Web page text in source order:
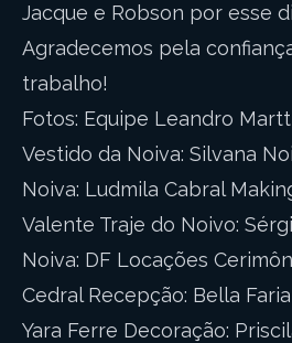
Jacque e Robson por esse
Agradecemos pela
trabalho!
Fotos: Equipe Leandro
Vestido da Noiva: Silvana
Noiva: Ludmila Cabral
Valente Traje do Noivo:
Noiva: DF Locações
Cedral Recepção: Bella
Yara Ferre Decoração: